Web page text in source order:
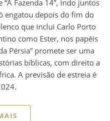
Fazenda 14”, indo juntos
engatou depois do fim do
que inclui Carlo Porto
como Ester, nos papéis
Pérsia” promete ser uma
bíblicas, com direito a
A previsão de estreia é